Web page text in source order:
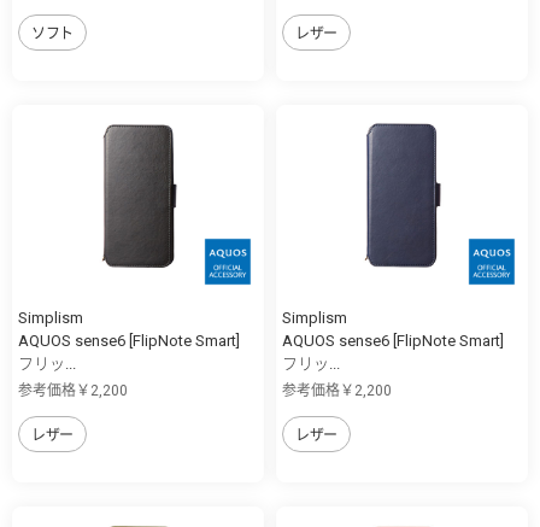
ソフト レザー
Simplism
AQUOS sense6 [FlipNote Smart]
フリッ...
参考価格￥2,200
レザー
Simplism
AQUOS sense6 [FlipNote Smart]
フリッ...
参考価格￥2,200
レザー